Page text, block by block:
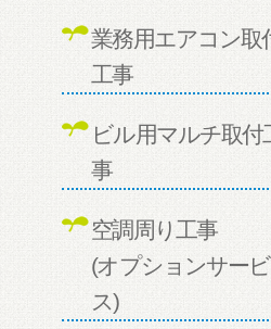
業務用エアコン取
工事
ビル用マルチ取付
事
空調周り工事
(オプションサービ
ス)